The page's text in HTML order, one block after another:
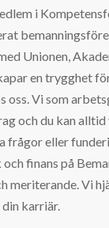
i
Unionen,
en trygghet
oss. Vi som
och du kan
frågor eller
finans på
meriterande. Vi
karriär.